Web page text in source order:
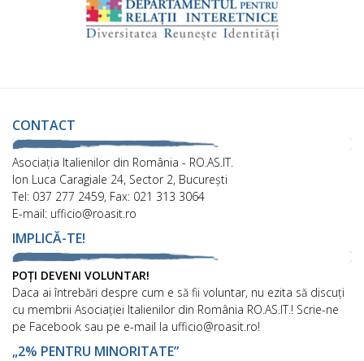
CONTACT
Asociaţia Italienilor din România - RO.AS.IT.
Ion Luca Caragiale 24, Sector 2, București
Tel: 037 277 2459, Fax: 021 313 3064
E-mail: ufficio@roasit.ro
IMPLICĂ-TE!
POȚI DEVENI VOLUNTAR!
Daca ai întrebări despre cum e să fii voluntar, nu ezita să discuți
cu membrii Asociației Italienilor din România RO.AS.IT.! Scrie-ne
pe Facebook sau pe e-mail la ufficio@roasit.ro!
„2% PENTRU MINORITATE”